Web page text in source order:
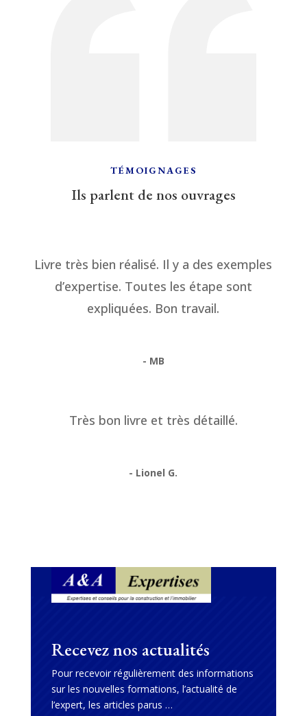
TÉMOIGNAGES
Ils parlent de nos ouvrages
Livre très bien réalisé. Il y a des exemples
d’expertise. Toutes les étape sont
expliquées. Bon travail.
- MB
Très bon livre et très détaillé.
- Lionel G.
Recevez nos actualités
Pour recevoir régulièrement des informations
sur les nouvelles formations, l’actualité de
l’expert, les articles parus …